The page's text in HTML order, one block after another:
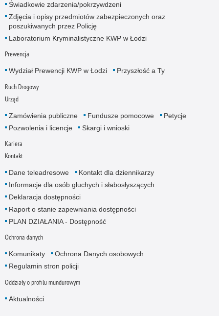
Świadkowie zdarzenia/pokrzywdzeni
Zdjęcia i opisy przedmiotów zabezpieczonych oraz
poszukiwanych przez Policję
Laboratorium Kryminalistyczne KWP w Łodzi
Prewencja
Wydział Prewencji KWP w Łodzi Przyszłość a Ty
Ruch Drogowy
Urząd
Zamówienia publiczne Fundusze pomocowe
Petycje
Pozwolenia i licencje
Skargi i wnioski
Kariera
Kontakt
Dane teleadresowe
Kontakt dla dziennikarzy
Informacje dla osób głuchych i słabosłyszących
Deklaracja dostępności
Raport o stanie zapewniania dostępności
PLAN DZIAŁANIA - Dostępność
Ochrona danych
Komunikaty
Ochrona Danych osobowych
Regulamin stron policji
Oddziały o profilu mundurowym
Aktualności